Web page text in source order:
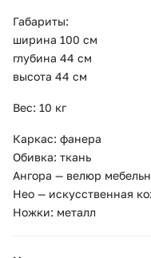
Габариты:
ширина 100 см
глубина 44 см
высота 44 см
Вес: 10 кг
Каркас: фанера
Обивка: ткань
Ангора — велюр
Нео — искусственная
Ножки: металл